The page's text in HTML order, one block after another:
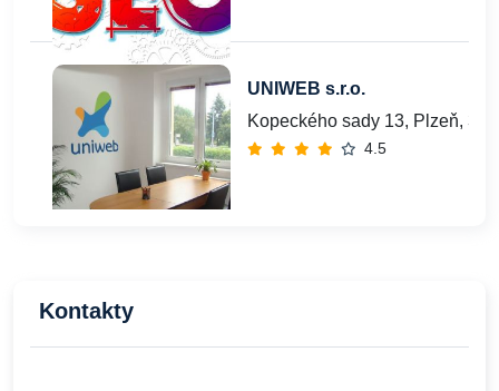
UNIWEB s.r.o.
Kopeckého sady 13, Plzeň,
4.5
Kontakty